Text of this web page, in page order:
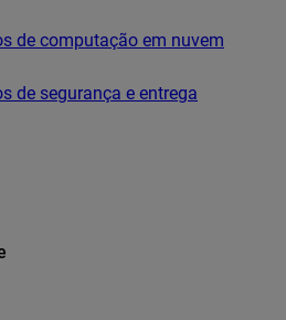
de computação em nuvem
de segurança e entrega